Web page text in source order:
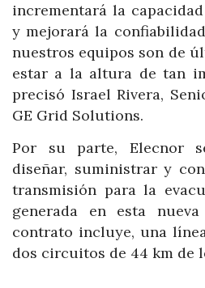
incrementará la
y mejorará la
nuestros equipos son de
estar a la altura de tan
precisó Israel Rivera,
GE Grid Solutions.
Por su parte, Elecnor
diseñar, suministrar y
transmisión para la
generada en esta
contrato incluye, una
dos circuitos de 44 km de